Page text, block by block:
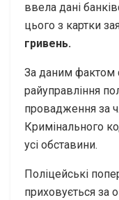
ввела дані
цього з картки
гривень.
За даним фактом
райуправління
провадження за
Кримінального
усі обставини.
Поліцейські
приховується за